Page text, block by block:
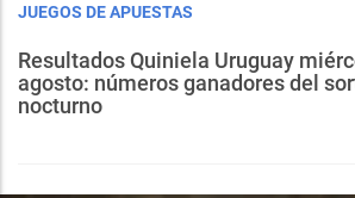
JUEGOS DE APUESTAS
Resultados Quiniela Uruguay
agosto: números ganadores del
nocturno